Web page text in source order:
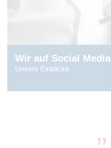
Wir auf Social Media
Unsere Einblicke
„